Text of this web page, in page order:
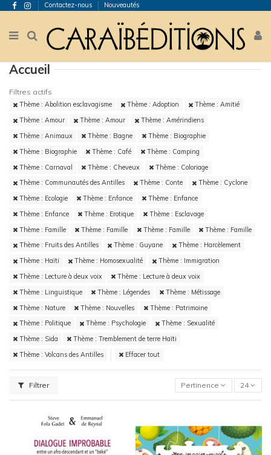
Contactez-nous Nouveautés
Accueil
Filtres actifs
Thème : Abolition esclavagisme Thème : Adoption
Thème : Amitié
Thème : Amour
Thème : Amour
Thème : Amérindiens
Thème : Animaux
Thème : Bagne
Thème : Biographie
Thème : Biographie
Thème : Café
Thème : Camping
Thème : Carnaval
Thème : Cheveux
Thème : Coloriage
Thème : Communautés des Antilles
Thème : Conte
Thème : Cyclone
Thème : Ecologie
Thème : Enfance
Thème : Enfance
Thème : Enfance
Thème : Erotique
Thème : Esclavage
Thème : Famille
Thème : Famille Thème : Famille
Thème : Famille
Thème : Fruits des Antilles
Thème : Guyane
Thème : Harcèlement
Thème : Haïti
Thème : Homosexualité
Thème : Immigration
Thème : Lecture à deux voix
Thème : Lecture à deux voix
Thème : Linguistique
Thème : Légendes
Thème : Métissage
Thème : Nature
Thème : Nouvelles
Thème : Patrimoine
Thème : Politique
Thème : Psychologie
Thème : Sexualité
Thème : Sida
Thème : Tremblement de terre Haïti
Thème : Volcans des Antilles
Effacer tout
Filtrer Pertinence 24